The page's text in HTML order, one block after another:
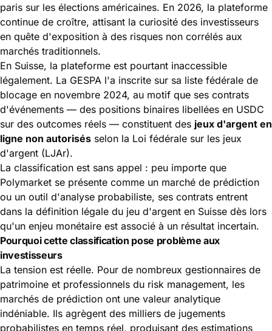
paris sur les élections américaines. En 2026, la plateforme
continue de croître, attisant la curiosité des investisseurs
en quête d'exposition à des risques non corrélés aux
marchés traditionnels.
En Suisse, la plateforme est pourtant inaccessible
légalement. La GESPA l'a inscrite sur sa liste fédérale de
blocage en novembre 2024, au motif que ses contrats
d'événements — des positions binaires libellées en USDC
sur des outcomes réels — constituent des jeux d'argent en
ligne non autorisés selon la Loi fédérale sur les jeux
d'argent (LJAr).
La classification est sans appel : peu importe que
Polymarket se présente comme un marché de prédiction
ou un outil d'analyse probabiliste, ses contrats entrent
dans la définition légale du jeu d'argent en Suisse dès lors
qu'un enjeu monétaire est associé à un résultat incertain.
Pourquoi cette classification pose problème aux
investisseurs
La tension est réelle. Pour de nombreux gestionnaires de
patrimoine et professionnels du risk management, les
marchés de prédiction ont une valeur analytique
indéniable. Ils agrègent des milliers de jugements
probabilistes en temps réel, produisant des estimations